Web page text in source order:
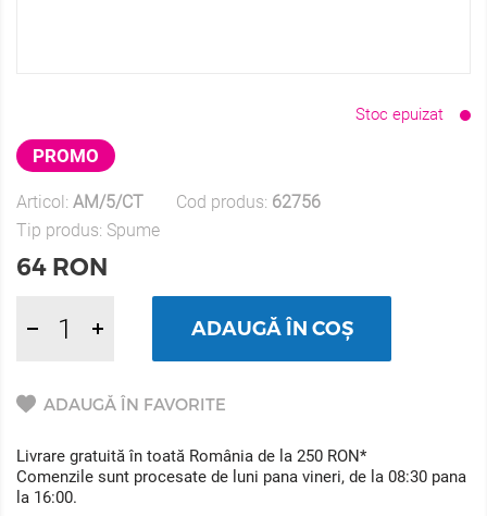
Stoc epuizat
PROMO
Articol: AM/5/CT Cod produs: 62756
Tip produs: Spume
64 RON
ADAUGĂ ÎN COȘ
ADAUGĂ ÎN FAVORITE
Livrare gratuită în toată România de la 250 RON*
Comenzile sunt procesate de luni pana vineri, de la 08:30 pana
la 16:00.